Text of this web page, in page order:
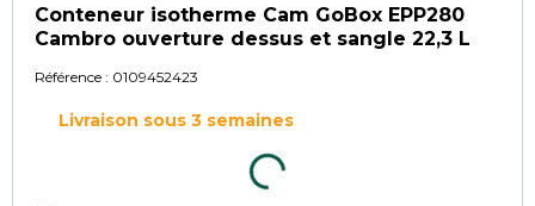
Conteneur isotherme Cam GoBox EPP280
Cambro ouverture dessus et sangle 22,3 L
Référence : 0109452423
Livraison sous 3 semaines